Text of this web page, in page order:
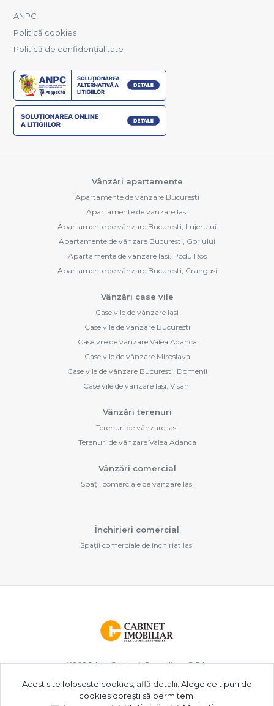
ANPC
Politică cookies
Politică de confidențialitate
Vânzări apartamente
Apartamente de vânzare Bucuresti
Apartamente de vânzare Iasi
Apartamente de vânzare Bucuresti, Lujerului
Apartamente de vânzare Bucuresti, Gorjului
Apartamente de vânzare Iasi, Podu Ros
Apartamente de vânzare Bucuresti, Crangasi
Vânzări case vile
Case vile de vânzare Iasi
Case vile de vânzare Bucuresti
Case vile de vânzare Valea Adanca
Case vile de vânzare Miroslava
Case vile de vânzare Bucuresti, Domenii
Case vile de vânzare Iasi, Visani
Vânzări terenuri
Terenuri de vânzare Iasi
Terenuri de vânzare Valea Adanca
Vânzări comercial
Spații comerciale de vânzare Iasi
Închirieri comercial
Spații comerciale de închiriat Iasi
©2026A.b. Cabinet Consulting S.R.L.
Site creat în
Acest site folosește cookies, află detalii Alege ce tipuri de
cookies dorești să permitem: